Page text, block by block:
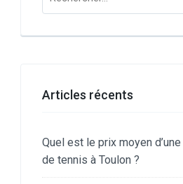
Articles récents
Quel est le prix moyen
de tennis à Toulon ?